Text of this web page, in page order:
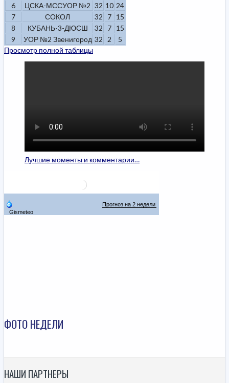
6
ЦСКА-МССУОР №2 32 10 24
7
СОКОЛ 32 7 15
8
КУБАНЬ-3-ДЮСШ 32 7 15
9
УОР №2 Звенигород 32 2
5
Просмотр полной таблицы
Лучшие моменты и комментарии…
ФОТО НЕДЕЛИ
НАШИ ПАРТНЕРЫ